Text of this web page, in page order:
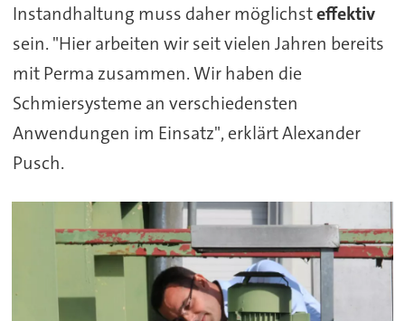
Instandhaltung muss daher möglichsteffektiv
sein. "Hier arbeiten wir seit vielen Jahren bereits
mit Perma zusammen. Wir haben die
Schmiersysteme an verschiedensten
Anwendungen im Einsatz", erklärt Alexander
Pusch.